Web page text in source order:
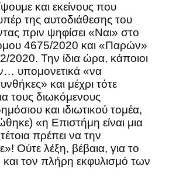
και εκείνους που
της αυτοδιάθεσης του
πριν ψηφίσει «Ναι» στο
4675/2020 και «Παρών»
2020. Την ίδια ώρα, κάποιοι
υπομονετικά «να
και μέχρι τότε
τους διωκόμενους
και ιδιωτικού τομέα,
«η Επιστήμη είναι μια
πρέπει να την
Ούτε λέξη, βέβαια, για το
τον πλήρη εκφυλισμό των